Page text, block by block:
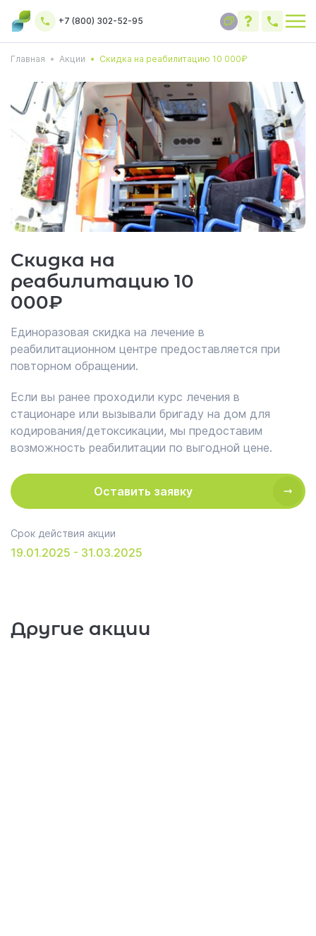
+7 (800) 302-52-95
Главная Акции Скидка на реабилитацию 10 000₽
Скидка на
реабилитацию 10
000₽
Единоразовая скидка на лечение в
реабилитационном центре предоставляется при
повторном обращении.
Если вы ранее проходили курс лечения в
стационаре или вызывали бригаду на дом для
кодирования/детоксикации, мы предоставим
возможность реабилитации по выгодной цене.
Оставить заявку
Срок действия акции
19.01.2025 - 31.03.2025
Другие акции